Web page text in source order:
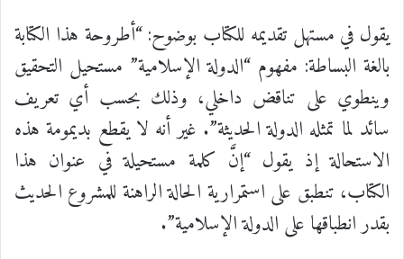
يقول في مستهل تقديمه للكتاب بوضوح: “أطروحة هذا الكتابة
بالغة البساطة: مفهوم “الدولة الإسلامية” مستحيل التحقيق
وينطوي على تناقض داخلي، وذلك بحسب أي تعريف
سائد لما تمثله الدولة الحديثة”. غير أنه لا يقطع بديمومة هذه
الاستحالة إذ يقول “إنَّ كلمة مستحيلة في عنوان هذا
الكتاب، تنطبق على استمرارية الحالة الراهنة للمشروع الحديث
بقدر انطباقها على الدولة الإسلامية”.